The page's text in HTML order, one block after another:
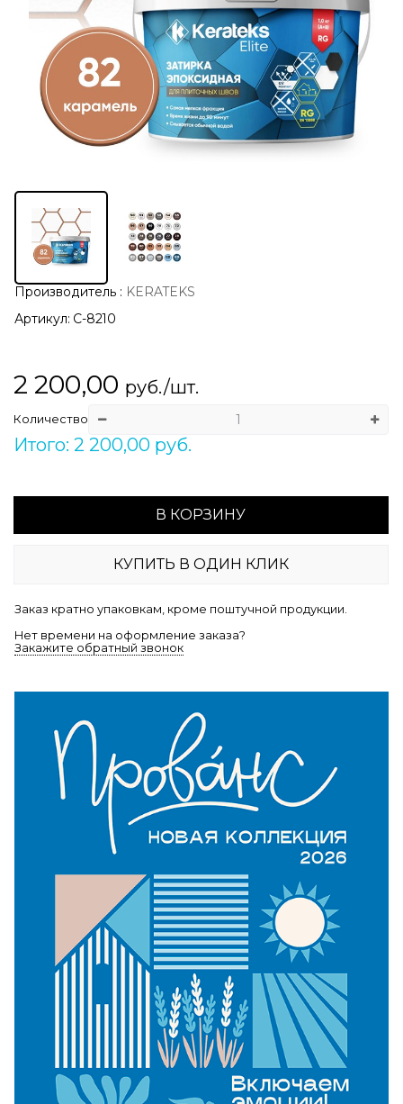
Производитель : KERATEKS
Артикул: С-8210
2 200,00 руб./шт.
Количество
Итого: 2 200,00 руб.
В КОРЗИНУ
КУПИТЬ В ОДИН КЛИК
Заказ кратно упаковкам, кроме поштучной продукции.
Нет времени на оформление заказа?
Закажите обратный звонок